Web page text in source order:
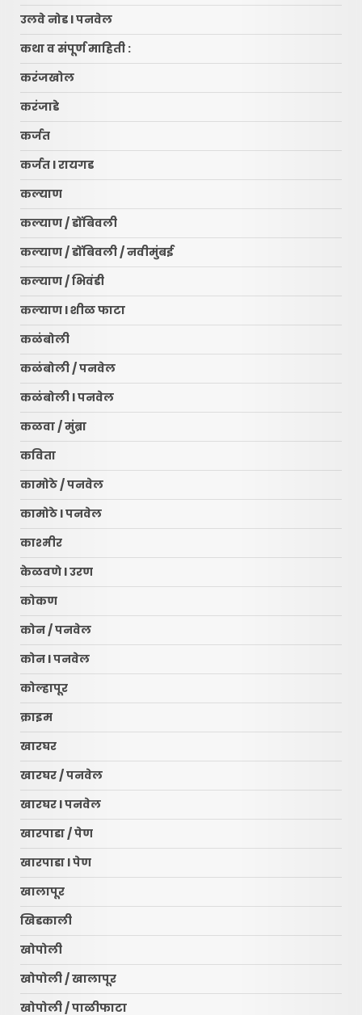
उलवे नोड l पनवेल
कथा व संपूर्ण माहिती :
करंजखोल
करंजाडे
कर्जत
कर्जत l रायगड
कल्याण
कल्याण / डोंबिवली
कल्याण / डोंबिवली / नवीमुंबई
कल्याण / भिवंडी
कल्याण l शीळ फाटा
कळंबोली
कळंबोली / पनवेल
कळंबोली l पनवेल
कळवा / मुंब्रा
कविता
कामोठे / पनवेल
कामोठे l पनवेल
काश्मीर
केळवणे l उरण
कोकण
कोन / पनवेल
कोन l पनवेल
कोल्हापूर
क्राइम
खारघर
खारघर / पनवेल
खारघर l पनवेल
खारपाडा / पेण
खारपाडा l पेण
खालापूर
खिडकाली
खोपोली
खोपोली / खालापूर
खोपोली / पाळीफाटा